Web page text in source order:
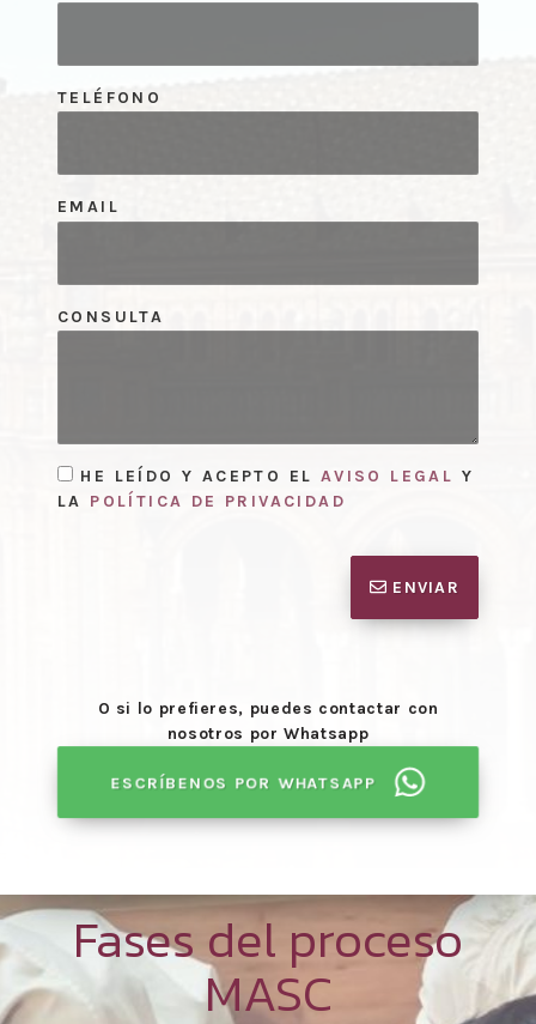
TELÉFONO
EMAIL
CONSULTA
HE LEÍDO Y ACEPTO EL AVISO LEGAL Y
LA POLÍTICA DE PRIVACIDAD
ENVIAR
O si lo prefieres, puedes contactar con
nosotros por Whatsapp
ESCRÍBENOS POR WHATSAPP
Fases del proceso
MASC